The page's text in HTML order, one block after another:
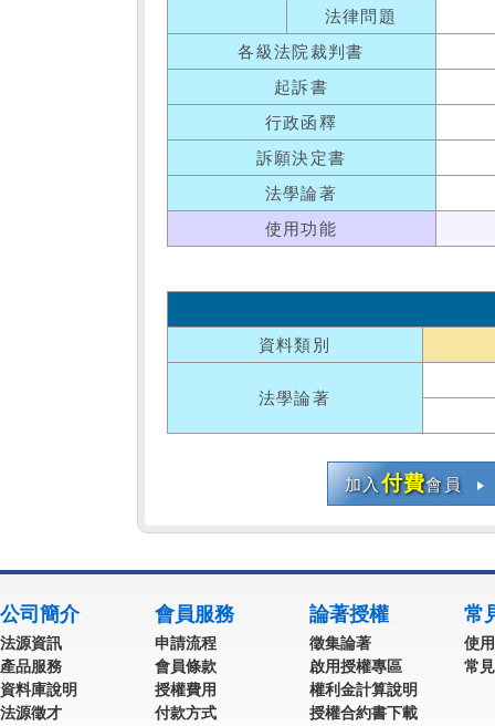
法律問題
各級法院裁判書
起訴書
行政函釋
訴願決定書
法學論著
使用功能
資料類別
法學論著
加入付費會員
公司簡介
法源資訊
產品服務
資料庫說明
法源徵才
會員服務
申請流程
會員條款
授權費用
付款方式
論著授權
徵集論著
啟用授權專區
權利金計算說明
授權合約書下載
常
使
常